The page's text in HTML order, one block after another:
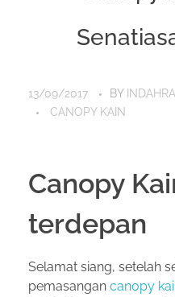
13/09/2017 BY
CANOPY KAIN
Canopy
terdepan
Selamat siang, setelah
pemasangan canopy